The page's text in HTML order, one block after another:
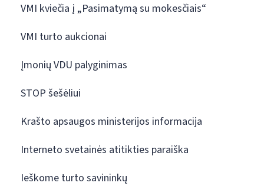
VMI kviečia į „Pasimatymą su mokesčiais“
VMI turto aukcionai
Įmonių VDU palyginimas
STOP šešėliui
Krašto apsaugos ministerijos informacija
Interneto svetainės atitikties paraiška
Ieškome turto savininkų